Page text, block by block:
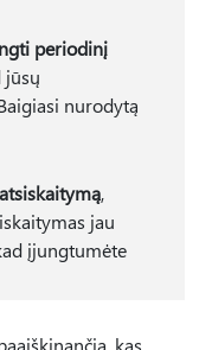
periodinį
jūsų
nurodytą
,
jau
įjungtumėte
kas